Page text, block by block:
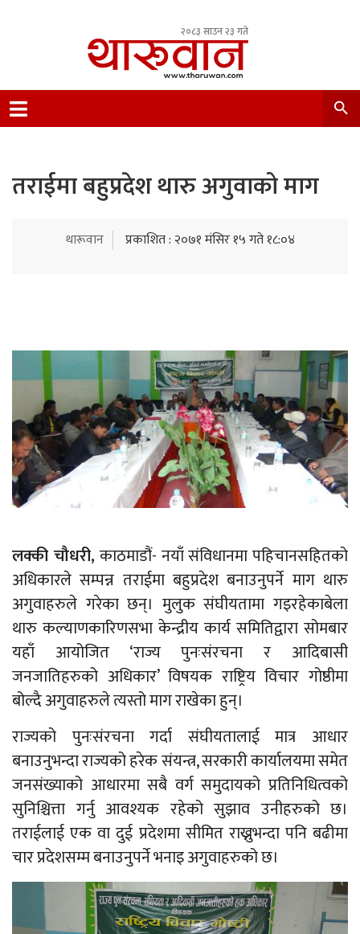
२०८३ साउन २३ गते
Nepal.
तराईमा बहुप्रदेश थारु अगुवाको माग
थारूवान प्रकाशित : २०७१ मंसिर १५ गते १८:०४
लक्की चौधरी,काठमाडौं- नयाँ संविधानमा पहिचानसहितको
अधिकारले सम्पन्न तराईमा बहुप्रदेश बनाउनुपर्ने माग थारु
अगुवाहरुले गरेका छन्। मुलुक संघीयतामा गइरहेकाबेला
थारु कल्याणकारिणसभा केन्द्रीय कार्य समितिद्वारा सोमबार
यहाँ आयोजित ‘राज्य पुनःसंरचना र आदिबासी
जनजातिहरुको अधिकार’ विषयक राष्ट्रिय विचार गोष्ठीमा
बोल्दै अगुवाहरुले त्यस्तो माग राखेका हुन्।
राज्यको पुनःसंरचना गर्दा संघीयतालाई मात्र आधार
बनाउनुभन्दा राज्यको हरेक संयन्त्र, सरकारी कार्यालयमा समेत
जनसंख्याको आधारमा सबै वर्ग समुदायको प्रतिनिधित्वको
सुनिश्चित्ता गर्नु आवश्यक रहेको सुझाव उनीहरुको छ।
तराईलाई एक वा दुई प्रदेशमा सीमित राख्नुभन्दा पनि बढीमा
चार प्रदेशसम्म बनाउनुपर्ने भनाइ अगुवाहरुको छ।